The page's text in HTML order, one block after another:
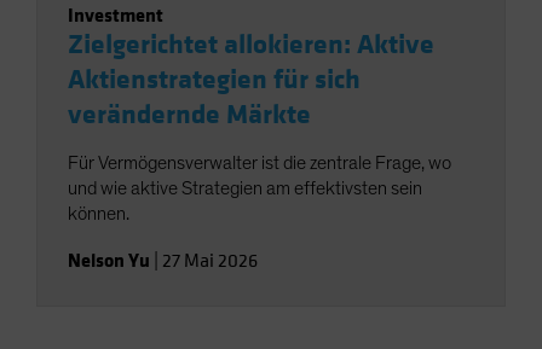
Investment
Zielgerichtet allokieren: Aktive
Aktienstrategien für sich
verändernde Märkte
Für Vermögensverwalter ist die zentrale Frage, wo
und wie aktive Strategien am effektivsten sein
können.
Nelson Yu 27 Mai 2026